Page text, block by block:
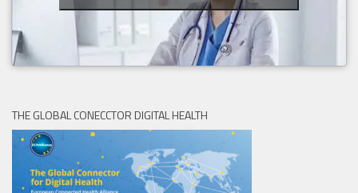
THE GLOBAL CONECCTOR DIGITAL HEALTH